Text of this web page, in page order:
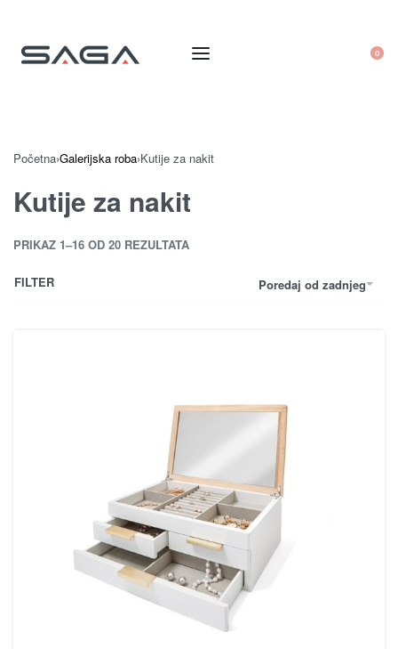
0
Početna›Galerijska roba›Kutije za nakit
Kutije za nakit
PRIKAZ 1–16 OD 20 REZULTATA
Poredaj od zadnjeg
FILTER